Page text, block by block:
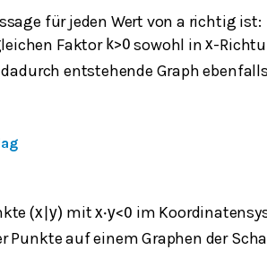
für jeden Wert von a richtig ist:
Faktor k>0 sowohl inx-
entstehende Graph
(x |y) mitx⋅y<0 im
Punkte auf einem Graphen der